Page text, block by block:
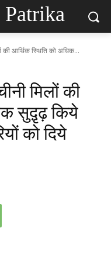
की आर्थिक स्थिति को अधिक...
मिलों की
सुदृ़ढ़ किये
को दिये